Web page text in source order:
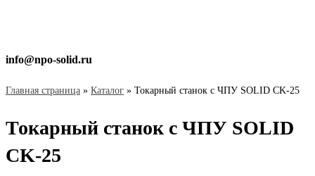
info@npo-solid.ru
Главная страница » Каталог » Токарный станок с ЧПУ SOLID CK-25
Токарный станок с ЧПУ SOLID
CK-25